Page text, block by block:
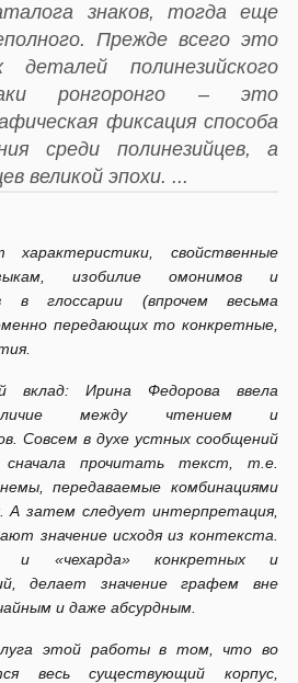
знаков, тогда еще
Прежде всего это
деталей полинезийского
ронгоронго – это
фиксация способа
среди полинезийцев, а
великой эпохи. ...
свойственные
изобилие омонимов и
в глоссарии (впрочем весьма
передающих то конкретные,
вклад: Ирина Федорова ввела
между чтением и
Совсем в духе устных сообщений
сначала прочитать текст, т.е.
передаваемые комбинациями
А затем следует интерпретация,
значение исходя из контекста.
и «чехарда» конкретных и
делает значение графем вне
и даже абсурдным.
этой работы в том, что во
весь существующий корпус,